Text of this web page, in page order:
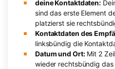
deine Kontaktdaten:
sind das erste Element
platzierst sie
Kontaktdaten des
linksbündig die
Datum und Ort:Mit 2
wieder rechtsbündig